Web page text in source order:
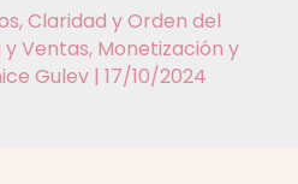
,Claridad y Orden del
Ventas, Monetización y
Gulev | 17/10/2024